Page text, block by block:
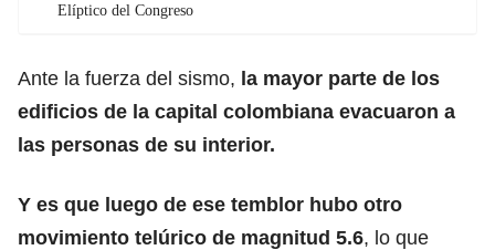
Elíptico del Congreso
Ante la fuerza del sismo, la mayor parte de los
edificios de la capital colombiana evacuaron a
las personas de su interior.
Y es que luego de ese temblor hubo otro
movimiento telúrico de magnitud 5.6, lo que